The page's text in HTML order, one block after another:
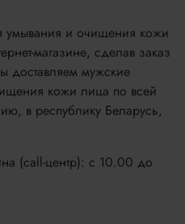
умывания и очищения кожи
магазине, сделав заказ
доставляем мужские
кожи лица по всей
в республику Беларусь,
(call-центр): с 10.00 до